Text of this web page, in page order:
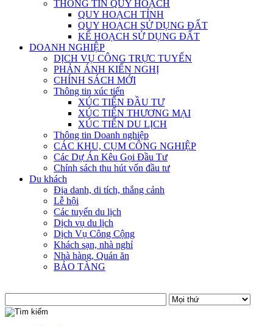
THÔNG TIN QUY HOẠCH
QUY HOẠCH TỈNH
QUY HOẠCH SỬ DỤNG ĐẤT
KẾ HOẠCH SỬ DỤNG ĐẤT
DOANH NGHIỆP
DỊCH VỤ CÔNG TRỰC TUYẾN
PHẢN ÁNH KIẾN NGHỊ
CHÍNH SÁCH MỚI
Thông tin xúc tiến
XÚC TIẾN ĐẦU TƯ
XÚC TIẾN THƯƠNG MẠI
XÚC TIẾN DU LỊCH
Thông tin Doanh nghiệp
CÁC KHU, CỤM CÔNG NGHIỆP
Các Dự Án Kêu Gọi Đầu Tư
Chính sách thu hút vốn đầu tư
Du khách
Địa danh, di tích, thắng cảnh
Lễ hội
Các tuyến du lịch
Dịch vụ du lịch
Dịch Vụ Công Cộng
Khách sạn, nhà nghỉ
Nhà hàng, Quán ăn
BẢO TÀNG